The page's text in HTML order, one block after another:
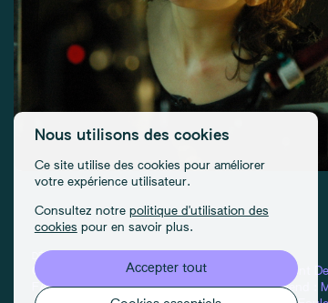
Nous utilisons des cookies
Ce site utilise des cookies pour améliorer
votre expérience utilisateur.
Consultez notre politique d'utilisation des
cookies pour en savoir plus.
Accepter tout
DÉTAILS
Contact
FAQ
Confidentialité
Cookies
Équipes : Elles Font
Design & Front-end :